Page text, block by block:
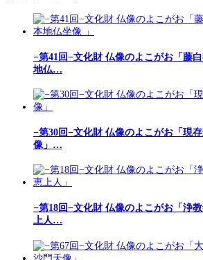
−第41回−文化財 仏像のよこがお「藤
地仏…
−第30回−文化財 仏像のよこがお「現
像」…
−第18回−文化財 仏像のよこがお「浄
上人…